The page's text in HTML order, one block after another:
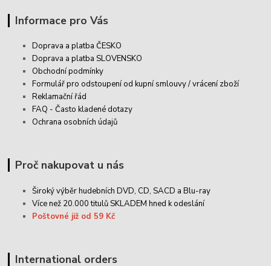
Informace pro Vás
Doprava a platba ČESKO
Doprava a platba SLOVENSKO
Obchodní podmínky
Formulář pro odstoupení od kupní smlouvy / vrácení zboží
Reklamační řád
FAQ - Často kladené dotazy
Ochrana osobních údajů
Proč nakupovat u nás
Široký výběr hudebních DVD, CD,SACD a Blu-ray
Více než 20.000 titulů SKLADEM hned k odeslání
Poštovné již od 59 Kč
International orders